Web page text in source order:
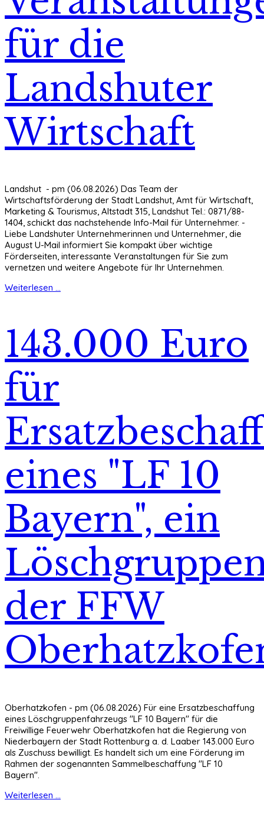
für die
Landshuter
Wirtschaft
Landshut - pm (06.08.2026) Das Team der
Wirtschaftsförderung der Stadt Landshut, Amt für Wirtschaft,
Marketing & Tourismus, Altstadt 315, Landshut Tel.: 0871/88-
1404, schickt das nachstehende Info-Mail für Unternehmer. -
Liebe Landshuter Unternehmerinnen und Unternehmer, die
August U-Mail informiert Sie kompakt über wichtige
Förderseiten, interessante Veranstaltungen für Sie zum
vernetzen und weitere Angebote für Ihr Unternehmen.
Weiterlesen ...
143.000 Euro
für
eines "LF 10
Bayern", ein
der FFW
Oberhatzkofen - pm (06.08.2026) Für eine Ersatzbeschaffung
eines Löschgruppenfahrzeugs "LF 10 Bayern" für die
Freiwillige Feuerwehr Oberhatzkofen hat die Regierung von
Niederbayern der Stadt Rottenburg a. d. Laaber 143.000 Euro
als Zuschuss bewilligt. Es handelt sich um eine Förderung im
Rahmen der sogenannten Sammelbeschaffung "LF 10
Bayern".
Weiterlesen ...